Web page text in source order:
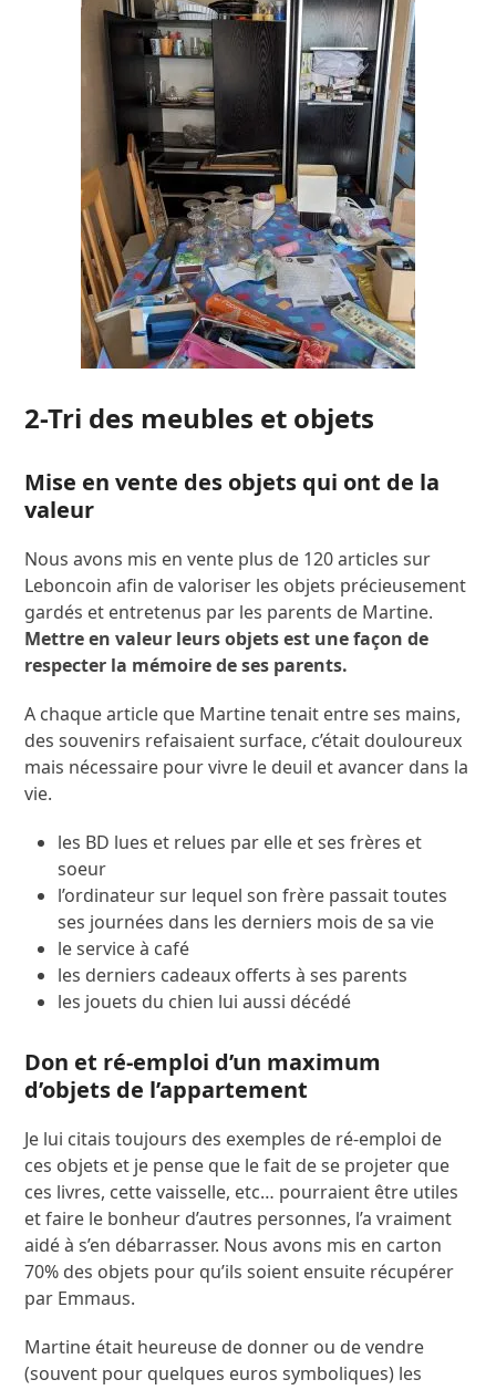
2-Tri des meubles et objets
Mise en vente des objets qui ont de la
valeur
Nous avons mis en vente plus de 120 articles sur
Leboncoin afin de valoriser les objets précieusement
gardés et entretenus par les parents de Martine.
Mettre en valeur leurs objets est une façon de
respecter la mémoire de ses parents.
A chaque article que Martine tenait entre ses mains,
des souvenirs refaisaient surface, c’était douloureux
mais nécessaire pour vivre le deuil et avancer dans la
vie.
les BD lues et relues par elle et ses frères et
soeur
l’ordinateur sur lequel son frère passait toutes
ses journées dans les derniers mois de sa vie
le service à café
les derniers cadeaux offerts à ses parents
les jouets du chien lui aussi décédé
Don et ré-emploi d’un maximum
d’objets de l’appartement
Je lui citais toujours des exemples de ré-emploi de
ces objets et je pense que le fait de se projeter que
ces livres, cette vaisselle, etc… pourraient être utiles
et faire le bonheur d’autres personnes, l’a vraiment
aidé à s’en débarrasser. Nous avons mis en carton
70% des objets pour qu’ils soient ensuite récupérer
par Emmaus.
Martine était heureuse de donner ou de vendre
(souvent pour quelques euros symboliques) les